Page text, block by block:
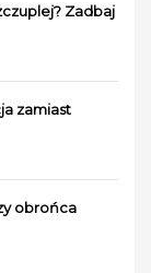
Zadbaj
zamiast
obrońca